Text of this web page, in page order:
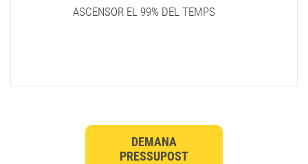
ASCENSOR EL 99% DEL TEMPS
DEMANA
PRESSUPOST